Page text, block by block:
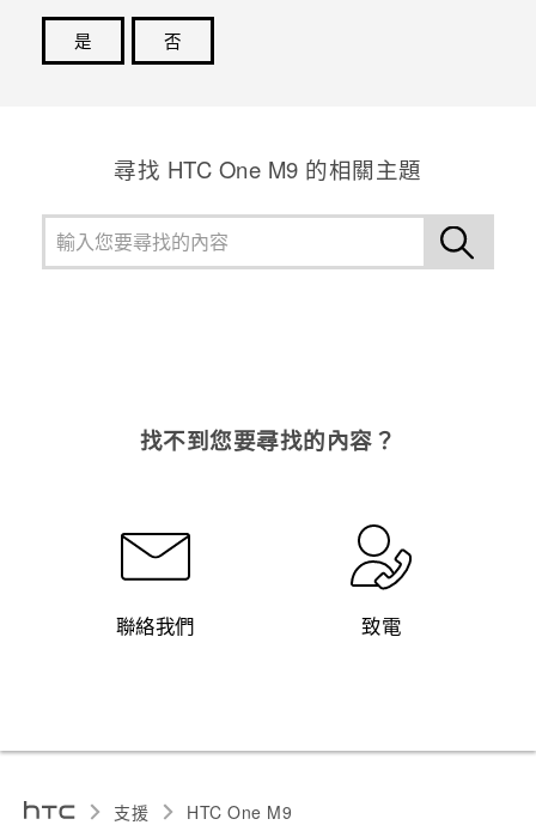
是
否
尋找 HTC One M9 的相關主題
找不到您要尋找的內容？
聯絡我們 致電
支援 HTC One M9‎